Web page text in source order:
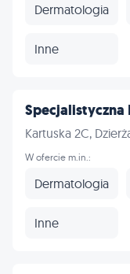
Dermatologia
Inne
Kartuska 2C,
W ofercie m.in.:
Dermatologia
Inne